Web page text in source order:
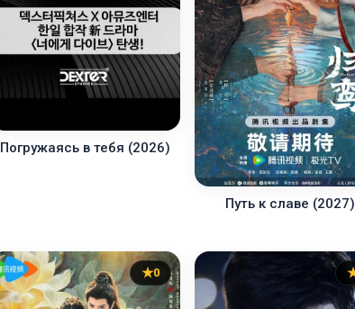
Погружаясь в тебя (2026)
Путь к славе (2027)
0